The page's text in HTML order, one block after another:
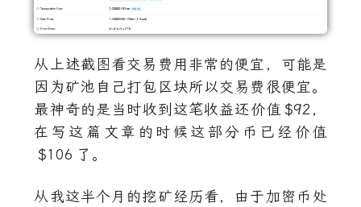
从上述截图看交易费用非常的便宜，可能是
因为矿池自己打包区块所以交易费很便宜。
最神奇的是当时收到这笔收益还价值 $92，
在写这篇文章的时候这部分币已经价值
$106 了。
从我这半个月的挖矿经历看，由于加密币处